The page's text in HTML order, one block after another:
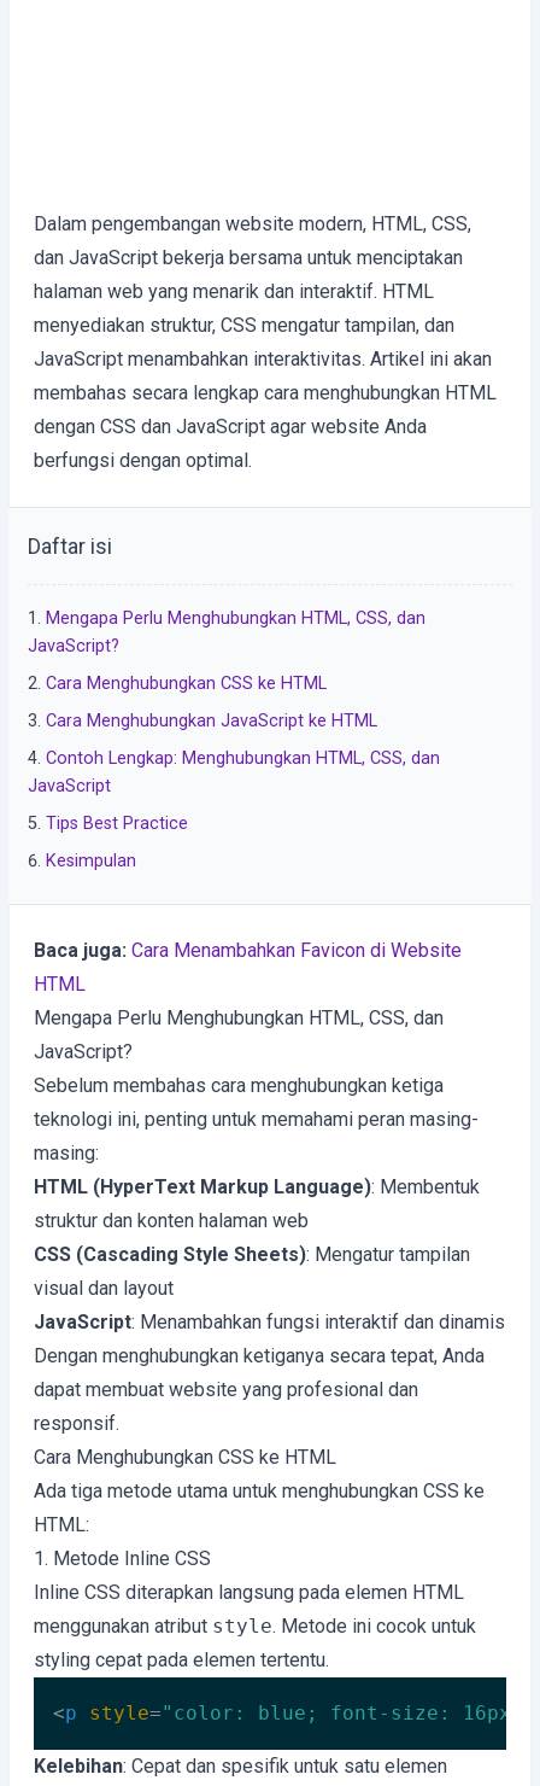
Dalam pengembangan website modern, HTML, CSS,
dan JavaScript bekerja bersama untuk menciptakan
halaman web yang menarik dan interaktif. HTML
menyediakan struktur, CSS mengatur tampilan, dan
JavaScript menambahkan interaktivitas. Artikel ini akan
membahas secara lengkap cara menghubungkan HTML
dengan CSS dan JavaScript agar website Anda
berfungsi dengan optimal.
Daftar isi
Mengapa Perlu Menghubungkan HTML, CSS, dan
JavaScript?
Cara Menghubungkan CSS ke HTML
Cara Menghubungkan JavaScript ke HTML
Contoh Lengkap: Menghubungkan HTML, CSS, dan
JavaScript
Tips Best Practice
Kesimpulan
Baca juga: Cara Menambahkan Favicon di Website
HTML
Mengapa Perlu Menghubungkan HTML, CSS, dan
JavaScript?
Sebelum membahas cara menghubungkan ketiga
teknologi ini, penting untuk memahami peran masing-
masing:
HTML (HyperText Markup Language): Membentuk
struktur dan konten halaman web
CSS (Cascading Style Sheets): Mengatur tampilan
visual dan layout
JavaScript: Menambahkan fungsi interaktif dan dinamis
Dengan menghubungkan ketiganya secara tepat, Anda
dapat membuat website yang profesional dan
responsif.
Cara Menghubungkan CSS ke HTML
Ada tiga metode utama untuk menghubungkan CSS ke
HTML:
1. Metode Inline CSS
Inline CSS diterapkan langsung pada elemen HTML
menggunakan atribut style. Metode ini cocok untuk
styling cepat pada elemen tertentu.
<p style="color: blue; font-size: 16px;"
Code language: HTML, XML (xml)
Kelebihan: Cepat dan spesifik untuk satu elemen